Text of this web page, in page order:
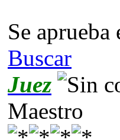
Se
Buscar
Juez
Maestro